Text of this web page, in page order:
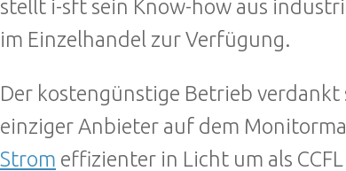
stellt i-sft sein Know-how aus
im Einzelhandel zur Verfügung.
Der kostengünstige Betrieb
einziger Anbieter auf dem
Strom effizienter in Licht um als